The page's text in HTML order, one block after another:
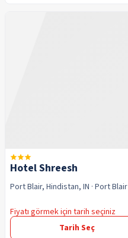
Hotel Shreesh
Port Blair, Hindistan, IN · Port Blair
Fiyatı görmek için tarih seçiniz
Tarih Seç